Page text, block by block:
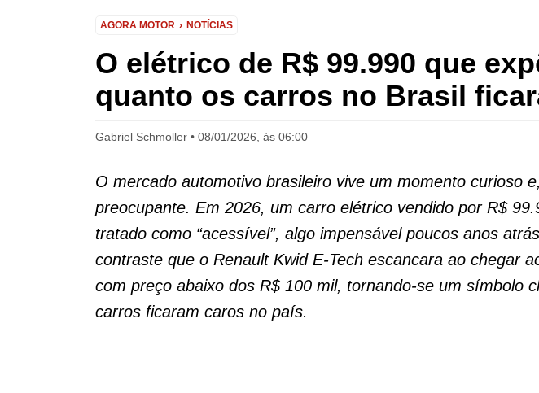
AGORA MOTOR NOTÍCIAS
O elétrico de R$ 99.990 que
quanto os carros no Brasil
Gabriel Schmoller 08/01/2026, às 06:00
O mercado automotivo brasileiro vive um momento curioso
preocupante. Em 2026, um carro elétrico vendido por R$
tratado como “acessível”, algo impensável poucos anos
contraste que o Renault Kwid E-Tech escancara ao chegar
com preço abaixo dos R$ 100 mil, tornando-se um símbolo
carros ficaram caros no país.